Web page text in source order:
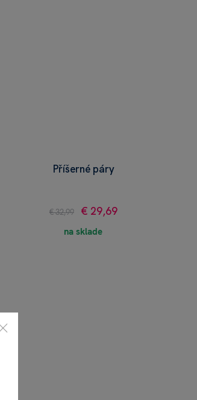
Příšerné páry
€ 32,99 € 29,69
na sklade